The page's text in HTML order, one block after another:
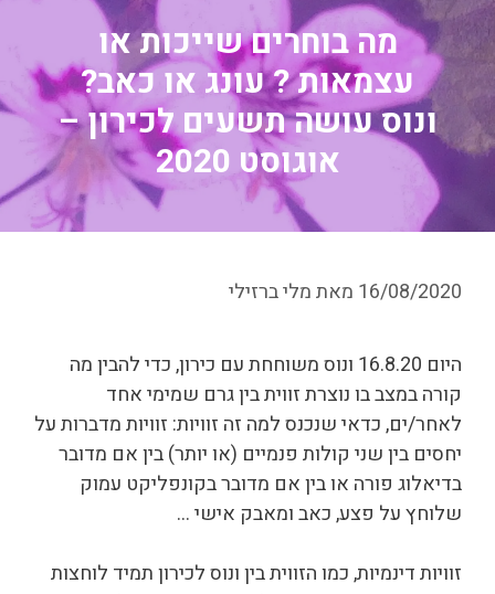
מה בוחרים שייכות או
עצמאות ? עונג או כאב?
ונוס עושה תשעים לכירון –
אוגוסט 2020
16/08/2020 מאתמלי ברזילי
היום 16.8.20 ונוס משוחחת עם כירון, כדי להבין מה
קורה במצב בו נוצרת זווית בין גרם שמימי אחד
לאחר/ים, כדאי שנכנס למה זה זוויות: זוויות מדברות על
יחסים בין שני קולות פנמיים (או יותר) בין אם מדובר
בדיאלוג פורה או בין אם מדובר בקונפליקט עמוק
שלוחץ על פצע, כאב ומאבק אישי …
זוויות דינמיות, כמו הזווית בין ונוס לכירון תמיד לוחצות